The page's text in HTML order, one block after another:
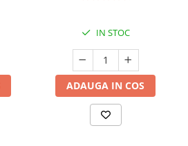
IN STOC
ADAUGA IN COS